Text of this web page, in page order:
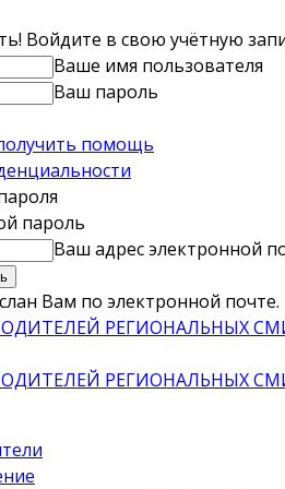
Войдите в свою учётную
Ваше имя пользователя
Ваш пароль
помощь
пароль
Ваш адрес электронной
Вам по электронной почте.